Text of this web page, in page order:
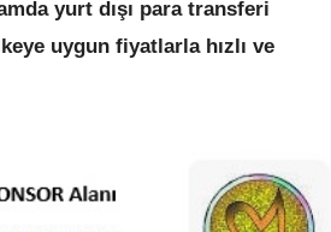
yurt dışı para transferi
uygun fiyatlarla hızlı ve